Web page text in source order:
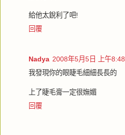
給他太銳利了吧!
回覆
Nadya 2008年5月5日 上午8:48
我發現你的眼睫毛細細長長的
上了睫毛膏一定很嫵媚
回覆